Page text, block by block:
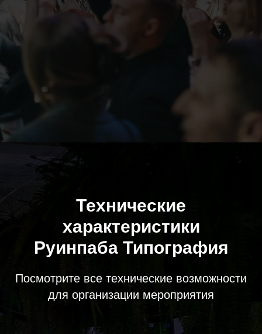
Технические
характеристики
Руинпаба Типография
Посмотрите все технические возможности
для организации мероприятия